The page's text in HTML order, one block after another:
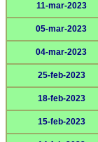
11-mar-2023
05-mar-2023
04-mar-2023
25-feb-2023
18-feb-2023
15-feb-2023